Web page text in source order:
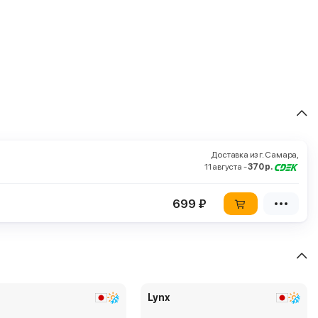
Доставка из г. Самара,
11 августа -370 р.
699 ₽
Lynx